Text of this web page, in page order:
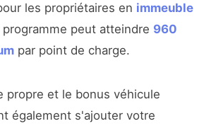
les propriétaires en immeuble
programme peut atteindre 960
par point de charge.
propre et le bonus véhicule
également s'ajouter votre